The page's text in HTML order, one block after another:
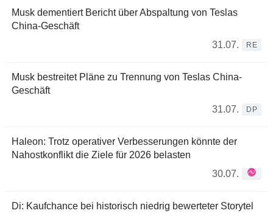
Musk dementiert Bericht über Abspaltung von Teslas
China-Geschäft
31.07.
RE
Musk bestreitet Pläne zu Trennung von Teslas China-
Geschäft
31.07.
DP
Haleon: Trotz operativer Verbesserungen könnte der
Nahostkonflikt die Ziele für 2026 belasten
30.07.
Di: Kaufchance bei historisch niedrig bewerteter Storytel